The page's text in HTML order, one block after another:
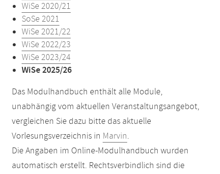
WiSe 2020/21
SoSe 2021
WiSe 2021/22
WiSe 2022/23
WiSe 2023/24
WiSe 2025/26
Das Modulhandbuch enthält alle Module,
unabhängig vom aktuellen Veranstaltungsangebot,
vergleichen Sie dazu bitte das aktuelle
Vorlesungsverzeichnis in Marvin.
Die Angaben im Online-Modulhandbuch wurden
automatisch erstellt. Rechtsverbindlich sind die